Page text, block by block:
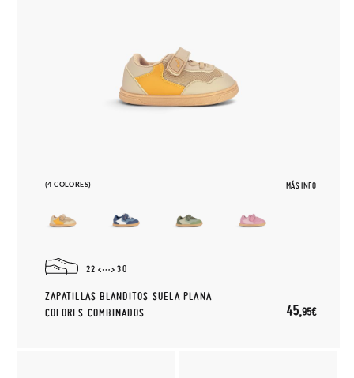
(4 COLORES) MÁS INFO
22 30
ZAPATILLAS BLANDITOS SUELA PLANA
COLORES COMBINADOS
45,95€